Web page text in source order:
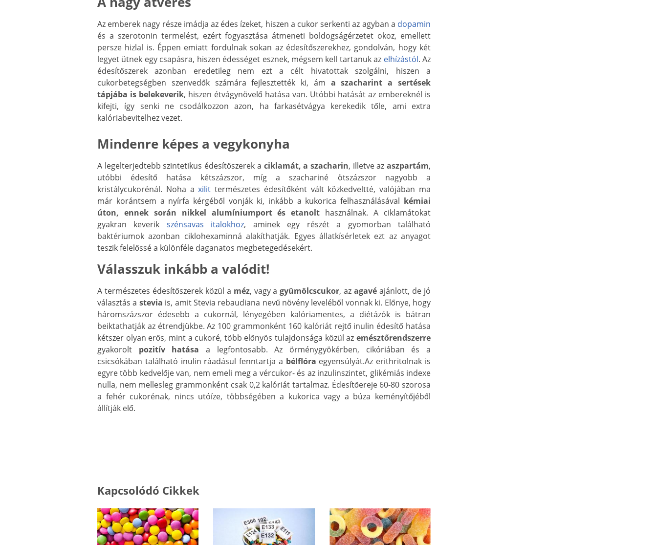
Az emberek nagy része imádja az édes ízeket, hiszen a cukor serkenti az agyban a dopamin
és a szerotonin termelést, ezért fogyasztása átmeneti boldogságérzetet okoz, emellett
persze hizlal is. Éppen emiatt fordulnak sokan az édesítőszerekhez, gondolván, hogy két
legyet ütnek egy csapásra, hiszen édességet esznek, mégsem kell tartanuk az elhízástól. Az
édesítőszerek azonban eredetileg nem ezt a célt hivatottak szolgálni, hiszen a
cukorbetegségben szenvedők számára fejlesztették ki, ám a szacharint a sertések
tápjába is belekeverik, hiszen étvágynövelő hatása van. Utóbbi hatását az embereknél is
kifejti, így senki ne csodálkozzon azon, ha farkasétvágya kerekedik tőle, ami extra
kalóriabevitelhez vezet.
Mindenre képes a vegykonyha
A legelterjedtebb szintetikus édesítőszerek a ciklamát, a szacharin, illetve azaszpartám,
utóbbi édesítő hatása kétszázszor, míg a szachariné ötszázszor nagyobb a
kristálycukorénál. Noha axilit természetes édesítőként vált közkedveltté, valójában ma
már korántsem a nyírfa kérgéből vonják ki, inkább a kukorica felhasználásával kémiai
úton, ennek során nikkel alumíniumport és etanolt használnak. A ciklamátokat
gyakran keverik szénsavas italokhoz, aminek egy részét a gyomorban található
baktériumok azonban ciklohexaminná alakíthatják. Egyes állatkísérletek ezt az anyagot
teszik felelőssé a különféle daganatos megbetegedésekért.
Válasszuk inkább a valódit!
A természetes édesítőszerek közül a méz, vagy agyümölcscukor, azagavéajánlott, de jó
választás a stevia is, amit Stevia rebaudiana nevű növény leveléből vonnak ki. Előnye, hogy
háromszázszor édesebb a cukornál, lényegében kalóriamentes, a diétázók is bátran
beiktathatják az étrendjükbe. Az 100 grammonként 160 kalóriát rejtő inulin édesítő hatása
kétszer olyan erős, mint a cukoré, több előnyös tulajdonsága közül az emésztőrendszerre
gyakorolt pozitív hatása a legfontosabb. Az örménygyökérben, cikóriában és a
csicsókában található inulin ráadásul fenntartja a bélflóra egyensúlyát.Az erithritolnak is
egyre több kedvelője van, nem emeli meg a vércukor- és az inzulinszintet, glikémiás indexe
nulla, nem mellesleg grammonként csak 0,2 kalóriát tartalmaz. Édesítőereje 60-80 szorosa
a fehér cukorénak, nincs utóíze, többségében a kukorica vagy a búza keményítőjéből
állítják elő.
Kapcsolódó Cikkek